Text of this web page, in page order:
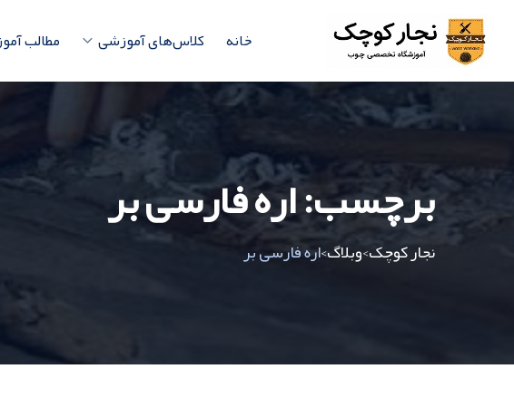
خانه کلاس‌های آموزشی مطالب
برچسب:اره فارسی بر
نجار کوچک>وبلاگ>اره فارسی بر